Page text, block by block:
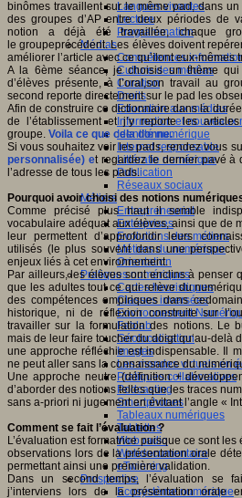
Langues vivantes
Lecture
Programmation
Médias
Compétences
Culture des médias
Curation
Droits
Education aux médias
Information et nouveaux
Identité numérique
Internet responsable
Littératie numérique
Publication
Réseaux sociaux
Métiers
Entrepreneuriat
Entreprises
Evolutions des métiers
Métiers du numérique
Orientation
Pratiques numériques
Cartes heuristiques
Classes inversées
Environnement
Fablab
Géolocalisation
Images
Les mondes virtuels en
Pratiques collaboratives
Podcasting
Smartphones
Tableaux numériques
Tablettes
Web radio
Webdocumentaire
eTwinning
Prospective
Ecosystème numérique
binômes travaillent sur le même pad, dans
des groupes d’AP entre deux périodes de
notion a déjà été travaillée,chaque
le groupeprécédent. Les élèves doivent r
améliorer l’article avec ce qu’ilont eux-mêmes
A la 6ème séance, je choisis un thème
d’élèves présente,à l’oral,son travail au
second reporte directement sur le pad les
Afin de construire ce dictionnaire dans la
de l’établissement et j’y reporte les
groupe. Voila ce que cela donne.
Si vous souhaitez voir les pads, rendez vous
personnalisée) et regardez le dernier pavé à
l’adresse de tous les pads.
Pourquoi avoir choisi des notions
Comme précisé plus haut il semble
vocabulaire adéquat aux élèves,ainsi que de
leur permettent d’approfondir leurs
utilisés (le plus souvent dans une
enjeux liés à cet environnement.
Par ailleurs, les élèves sont enclins à penser
que les adultes tout ce qui relève du
des compétences empiriquesdans ce
historique, nide réflexionconstruitesur
travailler sur la formulation des notions.Le
mais de leur faire toucher du doigt qu‘au-delà
une approche réfléchie est indispensable. Il
ne peut aller sans la connaissancedu
Une approche neutre (définition +
d’aborder des notions telles que les traces
sans a-priori ni jugement en évitant l’angle «
Comment se fait l’évaluation ?
L’évaluation est formatrice puisque ce sont
observations lors de la présentation orale
permettant ainsi une première validation.
Dans un second temps, l’évaluation se
j’interviens lors de la présentation orale